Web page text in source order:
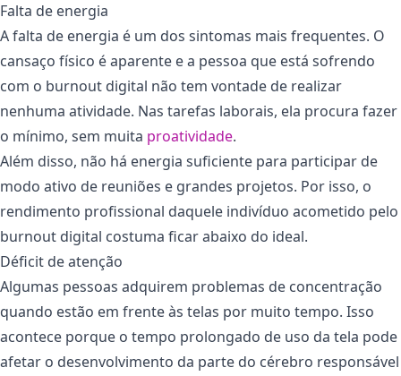
Falta de energia
A falta de energia é um dos sintomas mais frequentes. O
cansaço físico é aparente e a pessoa que está sofrendo
com o burnout digital não tem vontade de realizar
nenhuma atividade. Nas tarefas laborais, ela procura fazer
o mínimo, sem muita proatividade.
Além disso, não há energia suficiente para participar de
modo ativo de reuniões e grandes projetos. Por isso, o
rendimento profissional daquele indivíduo acometido pelo
burnout digital costuma ficar abaixo do ideal.
Déficit de atenção
Algumas pessoas adquirem problemas de concentração
quando estão em frente às telas por muito tempo. Isso
acontece porque o tempo prolongado de uso da tela pode
afetar o desenvolvimento da parte do cérebro responsável